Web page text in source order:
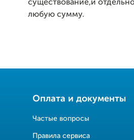
существование,и
любую сумму.
Оплата и документы
Частые вопросы
Правила сервиса